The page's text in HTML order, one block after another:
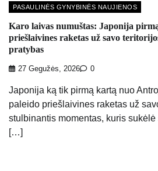
PASAULINĖS GYNYBINĖS NAUJIENOS
Karo laivas numuštas: Japonija
priešlaivines raketas už savo
pratybas
27 Gegužės, 2026 0
Japonija ką tik pirmą kartą nuo
paleido priešlaivines raketas už
stulbinantis momentas, kuris
[…]